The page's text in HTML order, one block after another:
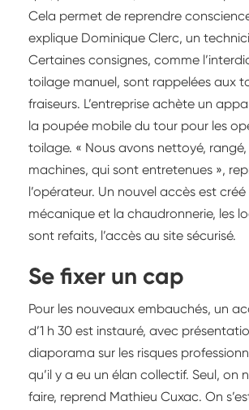
Cela permet de reprendre
explique Dominique Clerc, un
Certaines consignes, comme
toilage manuel, sont rappelées aux
fraiseurs. L’entreprise achète un
la poupée mobile du tour pour les
toilage. « Nous avons nettoyé, rangé,
machines, qui sont entretenues »,
l’opérateur. Un nouvel accès est créé
mécanique et la chaudronnerie, les
sont refaits, l’accès au site sécurisé.
Se fixer un cap
Pour les nouveaux embauchés, un
d’1 h 30 est instauré, avec
diaporama sur les risques
qu’il y a eu un élan collectif. Seul, on
faire, reprend Mathieu Cuxac. On